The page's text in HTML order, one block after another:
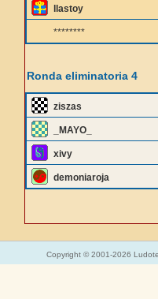
llastoy
********
Ronda eliminatoria 4
ziszas
_MAYO_
xivy
demoniaroja
Copyright © 2001-2026